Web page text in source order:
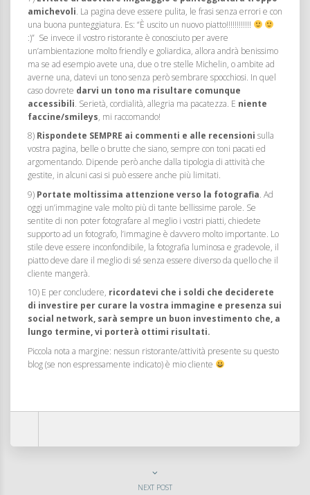
amichevoli. La pagina deve essere pulita, le frasi senza errori e con
una buona punteggiatura. Es: “È uscito un nuovo piatto!!!!!!!!!!!!
:)” Se invece il vostro ristorante è conosciuto per avere
un’ambientazione molto friendly e goliardica, allora andrà benissimo
ma se ad esempio avete una, due o tre stelle Michelin, o ambite ad
averne una, datevi un tono senza però sembrare spocchiosi. In quel
caso dovrete darvi un tono ma risultare comunque
accessibili. Serietà, cordialità, allegria ma pacatezza. E niente
faccine/smileys, mi raccomando!
8) Rispondete SEMPRE ai commenti e alle recensioni sulla
vostra pagina, belle o brutte che siano, sempre con toni pacati ed
argomentando. Dipende però anche dalla tipologia di attività che
gestite, in alcuni casi si può essere anche più limitati.
9) Portate moltissima attenzione verso la fotografia. Ad
oggi un’immagine vale molto più di tante bellissime parole. Se
sentite di non poter fotografare al meglio i vostri piatti, chiedete
supporto ad un fotografo, l’immagine è davvero molto importante. Lo
stile deve essere inconfondibile, la fotografia luminosa e gradevole, il
piatto deve dare il meglio di sé senza essere diverso da quello che il
cliente mangerà.
10) E per concludere, ricordatevi che i soldi che deciderete
di investire per curare la vostra immagine e presenza sui
social network, sarà sempre un buon investimento che, a
lungo termine, vi porterà ottimi risultati.
Piccola nota a margine: nessun ristorante/attività presente su questo
blog (se non espressamente indicato) è mio cliente
NEXT POST